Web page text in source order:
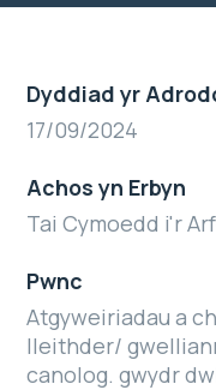
Dyddiad yr
17/09/2024
Achos yn Erbyn
Tai Cymoedd i'r
Pwnc
Atgyweiriadau a
lleithder/
canolog. gwydr